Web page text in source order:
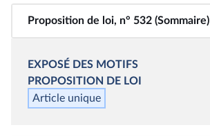
Proposition de loi, n° 532 (Sommaire)
EXPOSÉ DES MOTIFS
PROPOSITION DE LOI
Article unique